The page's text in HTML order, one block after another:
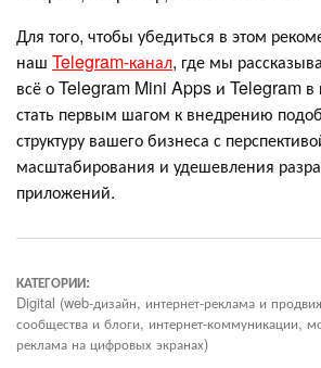
Для того, чтобы убедиться в этом
наш Telegram-канал, где мы
всё о Telegram Mini Apps и Telegram
стать первым шагом к внедрению
структуру вашего бизнеса с
масштабирования и удешевления
приложений.
КАТЕГОРИИ:
Digital (web-дизайн, интернет-реклама и
сообщества и блоги, интернет-коммуникации,
реклама на цифровых экранах)